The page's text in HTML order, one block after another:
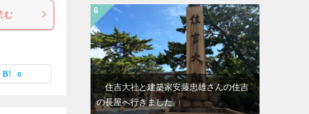
む
0
住吉大社と建築家安藤忠雄さんの住吉
の長屋へ行きました